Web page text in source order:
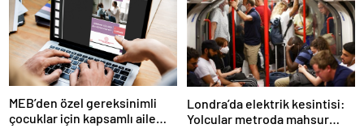
MEB’den özel gereksinimli
çocuklar için kapsamlı aile
Londra’da elektrik kesintisi:
Yolcular metroda mahsur